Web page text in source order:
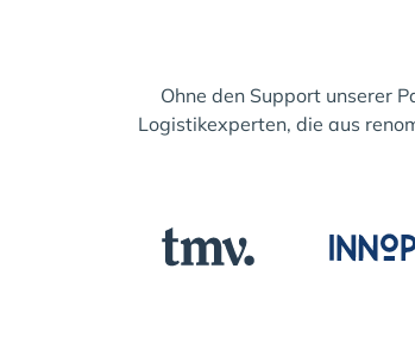
Ohne den Support unserer
Logistikexperten, die aus